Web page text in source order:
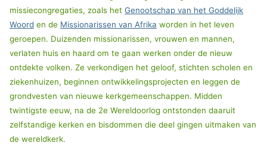
missiecongregaties, zoals het Genootschap van het Goddelijk
Woord en de Missionarissen van Afrika worden in het leven
geroepen. Duizenden missionarissen, vrouwen en mannen,
verlaten huis en haard om te gaan werken onder de nieuw
ontdekte volken. Ze verkondigen het geloof, stichten scholen en
ziekenhuizen, beginnen ontwikkelingsprojecten en leggen de
grondvesten van nieuwe kerkgemeenschappen. Midden
twintigste eeuw, na de 2e Wereldoorlog ontstonden daaruit
zelfstandige kerken en bisdommen die deel gingen uitmaken van
de wereldkerk.